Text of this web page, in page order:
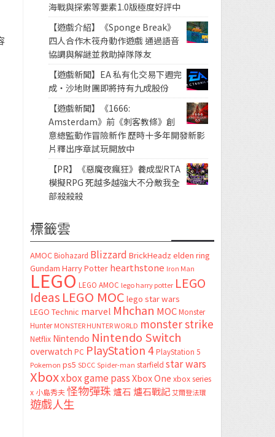
海戰與探索等要素1.0版極度好評中
【遊戲介紹】《Sponge Break》
四人合作木筏舟動作遊戲 通過語音
協調與解謎並救助掉隊隊友
【遊戲新聞】EA 私有化交易下週完
成・沙地財團即將持有九成股份
【遊戲新聞】《1666:
Amsterdam》前《刺客教條》創
意總監動作冒險新作 歷時十多年開發新影
片釋出序章試玩開放中
【PR】《惡魔夜瘋狂》養成型RTA
模擬RPG 死越多越強大不分敵我全
部殺殺殺
標籤雲
AMOC Biohazard Blizzard BrickHeadz elden ring
Gundam Harry Potter hearthstone Iron Man
LEGO LEGO AMOC lego harry potter LEGO
Ideas LEGO MOC lego star wars
LEGO Technic marvel Mhchan MOC Monster
Hunter MONSTER HUNTER WORLD monster strike
Netflix Nintendo Nintendo Switch
overwatch PC PlayStation 4 PlayStation 5
Pokemon ps5 SDCC Spider-man starfield star wars
Xboxxbox game passXbox One xbox series
x 小島秀夫怪物彈珠 爐石 爐石戰記艾爾登法環
遊戲人生